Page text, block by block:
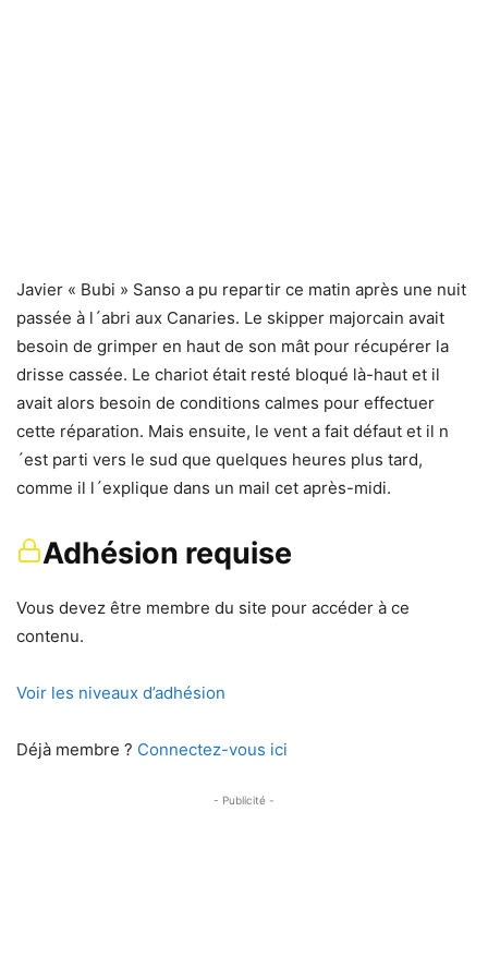
Javier « Bubi » Sanso a pu repartir ce matin après une nuit
passée à l´abri aux Canaries. Le skipper majorcain avait
besoin de grimper en haut de son mât pour récupérer la
drisse cassée. Le chariot était resté bloqué là-haut et il
avait alors besoin de conditions calmes pour effectuer
cette réparation. Mais ensuite, le vent a fait défaut et il n
´est parti vers le sud que quelques heures plus tard,
comme il l´explique dans un mail cet après-midi.
Adhésion requise
Vous devez être membre du site pour accéder à ce
contenu.
Voir les niveaux d’adhésion
Déjà membre ? Connectez-vous ici
- Publicité -